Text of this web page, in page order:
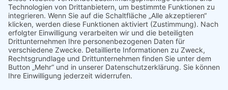
Nachname
Datenschutzerklärung zur Kenntnis genommen
und akzeptiert.